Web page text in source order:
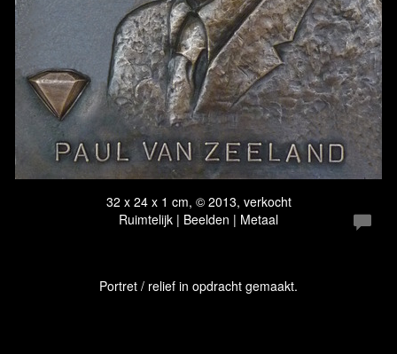
32 x 24 x 1 cm, © 2013, verkocht
Ruimtelijk | Beelden | Metaal
Portret / relief in opdracht gemaakt.